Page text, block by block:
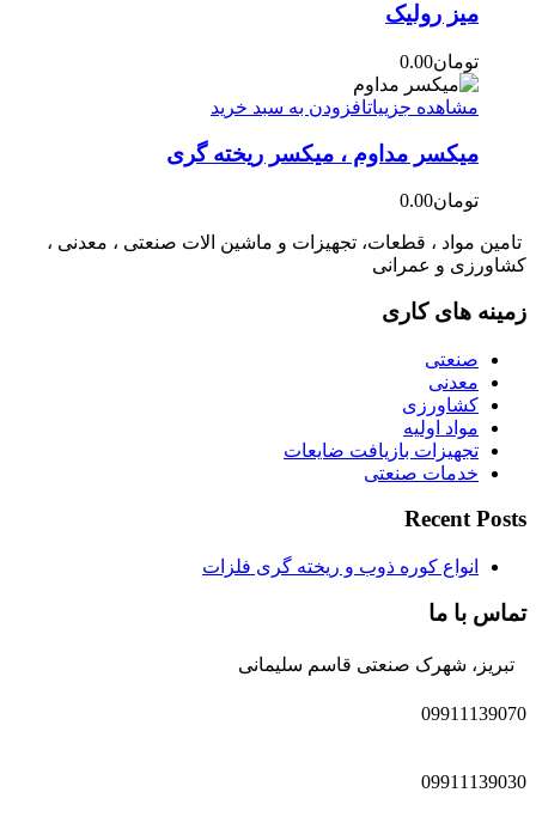
میز رولیک
تومان0.00
مشاهده جزییاتافزودن به سبد خرید
میکسر مداوم ، میکسر ریخته گری
تومان0.00
تامین مواد ، قطعات، تجهیزات و ماشین الات صنعتی ، معدنی ،
کشاورزی و عمرانی
زمینه های کاری
صنعتی
معدنی
کشاورزی
مواد اولیه
تجهیزات بازیافت ضایعات
خدمات صنعتی
Recent Posts
انواع کوره ذوب و ریخته گری فلزات
تماس با ما
تبریز، شهرک صنعتی قاسم سلیمانی
09911139070
09911139030